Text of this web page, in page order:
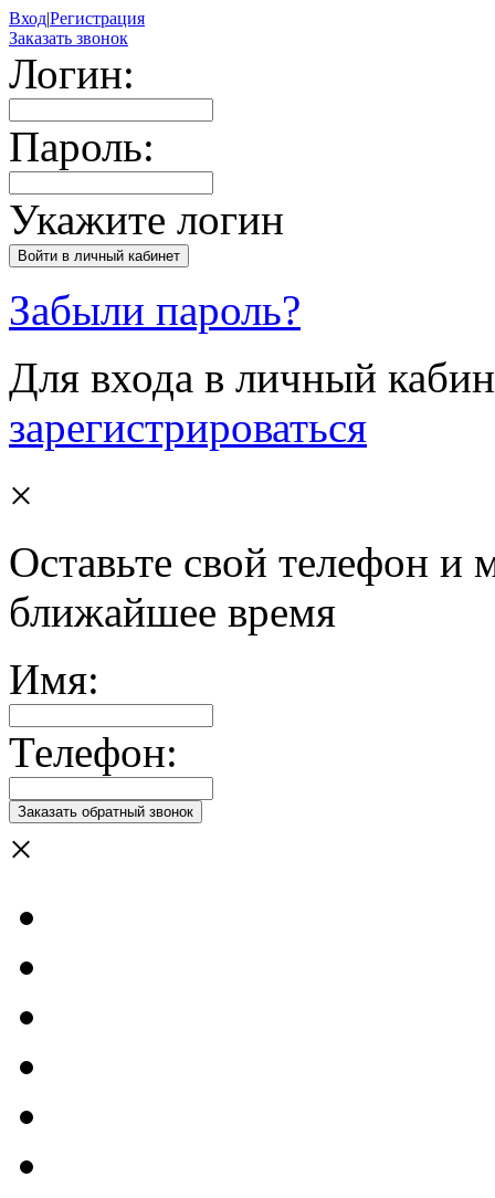
Вход|Регистрация
Заказать звонок
Логин:
Пароль:
Укажите логин
Забыли пароль?
Для входа в личный
зарегистрироваться
×
Оставьте свой телефон и
ближайшее время
Имя:
Телефон:
×